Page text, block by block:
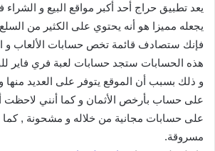
يعد تطبيق حراج أحد أكبر مواقع البيع و
يجعله مميزا هو أنه يحتوي على الكثير من السلع
فإنك ستصادف قائمة تخص حسابات الألعاب و
هذه الحسابات ستجد حسابات لعبة فري فاير
و ذلك بسبب أن الموقع يتوفر على العديد منها
على حساب بأرخص الأثمان و كما أنني لاحظت
على حسابات مجانية من خلاله و مشحونة , كما
مسروقة.